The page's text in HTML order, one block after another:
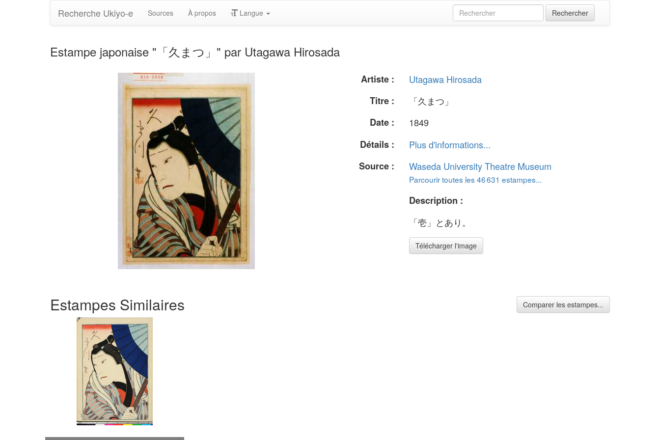
Recherche Ukiyo-e Sources À propos Langue
Estampe japonaise "「久まつ」" par Utagawa Hirosada
Artiste :
Utagawa Hirosada
Titre :
「久まつ」
Date :
1849
Détails :
Plus d'informations...
Source :
Waseda University Theatre Museum
Parcourir toutes les 46 631 estampes...
Description :
「壱」とあり。
Télécharger l'image
Estampes Similaires Comparer les estampes...